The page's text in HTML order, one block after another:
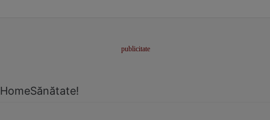
HomeSănătate!